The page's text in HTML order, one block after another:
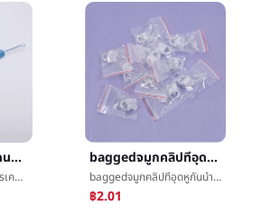
GOPROใหญ่ชายแดนการเคลื่อนไหวกล้องติดตั้งอุปกรณ์การดำน้ำตนเองอุปกรณ์ติดตั้งอุปกรณ์การพยุงราคาติดมือเชือกลอยเสาแขวนเชือก
GOPROใหญ่ชายแดนการเคลื่อนไหวกล้องติดตั้งอุปกรณ์การดำน้ำตนเองอุปกรณ์ติดตั้งอุปกรณ์การพยุงราคาติดมือเชือกลอยเสาแขวนเชือก
baggedจมูกคลิปทีอุดหูกันนำหรือเสียงกันน้ำยางทำจากซิลิคอนผู้ใหญ่อ่อนวัสดุว่ายน้ำอุปกรณ์ว่ายน้ำติดตั้งอุปกรณ์ขายส่ง
baggedจมูกคลิปทีอุดหูกันนำหรือเสียงกันน้ำยางทำจากซิลิคอนผู้ใหญ่อ่อนวัสดุว่ายน้ำอุปกรณ์ว่ายน้ำติดตั้งอุปกรณ์ขายส่ง
฿2.01